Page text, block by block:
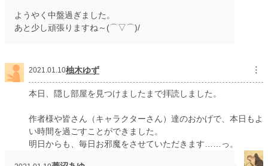
ようやく中盤過ぎました。
あと少し頑張りますね～(⌒▽⌒)/
2021.01.10柚木ゆず ︙
本日、隠し部屋を見つけましたまで拝読しました。
作者様や皆さん（キャラクターさん）達のおかげで、本日もよ
い時間を過ごすことができました。
明日からも、毎日お邪魔をさせていただきます……っ。